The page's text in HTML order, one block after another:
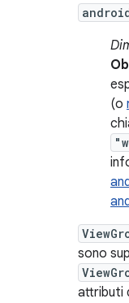
(o
sono
attributi